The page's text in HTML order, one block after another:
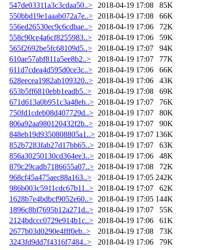
547de03311a3c3cdaa50..>
2018-04-19 17:08
85K
550bbd19e1aaab072a7e..>
2018-04-19 17:08
66K
556ed26530ec9c6cdbae..>
2018-04-19 17:06
72K
558c90ce4a6cf8255983..>
2018-04-19 17:06
59K
565f2692be5fc68109d5..>
2018-04-19 17:07
94K
610ae57abf811a5ee8b2..>
2018-04-19 17:07
77K
611d7cdea4d595d0ce3c..>
2018-04-19 17:06
66K
628eecea1982ab109320..>
2018-04-19 17:06
43K
653b5ff6810ebb1eadb5..>
2018-04-19 17:08
69K
671d613a0b951c3a48eb..> 2018-04-19 17:07
76K
750fd1cdeb08d407729d..> 2018-04-19 17:07
80K
806a92aa980120432f2b..>
2018-04-19 17:07
90K
848eb19d9350808805a1..> 2018-04-19 17:07 136K
852b7283fab27d17bb65..> 2018-04-19 17:07
63K
856a30250130cd364ee3..> 2018-04-19 17:06
48K
879c29cadb7186655a07..> 2018-04-19 17:08
72K
968cf45a475aec88a163..>
2018-04-19 17:05 242K
986b003c5911cdc67b11..> 2018-04-19 17:07
62K
1628b7e4bdbcf9052e60..>
2018-04-19 17:05 144K
1896c8bf7695b12a271d..> 2018-04-19 17:07
55K
2124bdccc0729e914b1c..> 2018-04-19 17:06
61K
2677b03d0290e4fff0eb..>
2018-04-19 17:08
73K
3243fd9dd7f4316f7484..>
2018-04-19 17:06
79K